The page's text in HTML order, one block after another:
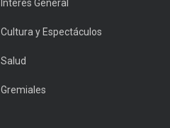
Interés General
Cultura y Espectáculos
Salud
Gremiales